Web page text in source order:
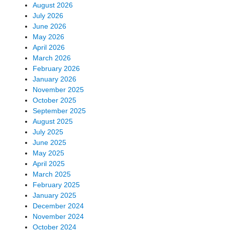
August 2026
July 2026
June 2026
May 2026
April 2026
March 2026
February 2026
January 2026
November 2025
October 2025
September 2025
August 2025
July 2025
June 2025
May 2025
April 2025
March 2025
February 2025
January 2025
December 2024
November 2024
October 2024